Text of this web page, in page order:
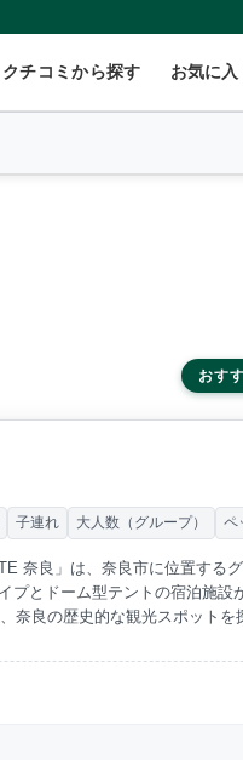
クチコミから探す お気に
水浴 ドッグラン
おす
奈良」は、奈良市に位置する
プとドーム型テントの宿泊施設
良の歴史的な観光スポットを
子連れ 大人数（グループ） ペ